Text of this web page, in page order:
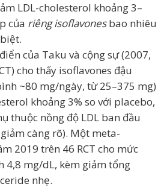
LDL-cholesterol khoảng 3–
của riêng isoflavonesbao nhiêu
của Taku và cộng sự (2007,
cho thấy isoflavones đậu
~80 mg/ngày, từ 25–375 mg)
khoảng 3% so với placebo,
thuộc nồng độ LDL ban đầu
càng rõ). Một meta-
2019 trên 46 RCT cho mức
4,8 mg/dL, kèm giảm tổng
nhẹ.